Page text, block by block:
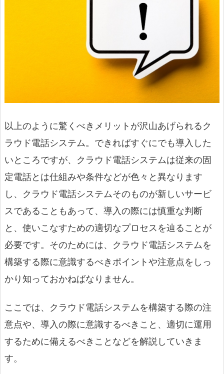
以上のように驚くべきメリットが沢山あげられるク
ラウド電話システム。できればすぐにでも導入した
いところですが、クラウド電話システムは従来の固
定電話とは仕組みや条件などが色々と異なります
し、クラウド電話システムそのものが新しいサービ
スであることもあって、導入の際には慎重な判断
と、使いこなすための適切なプロセスを辿ることが
必要です。そのためには、クラウド電話システムを
構築する際に意識するべきポイントや注意点をしっ
かり知っておかねばなりません。
ここでは、クラウド電話システムを構築する際の注
意点や、導入の際に意識するべきこと、適切に運用
するために備えるべきことなどを解説していきま
す。